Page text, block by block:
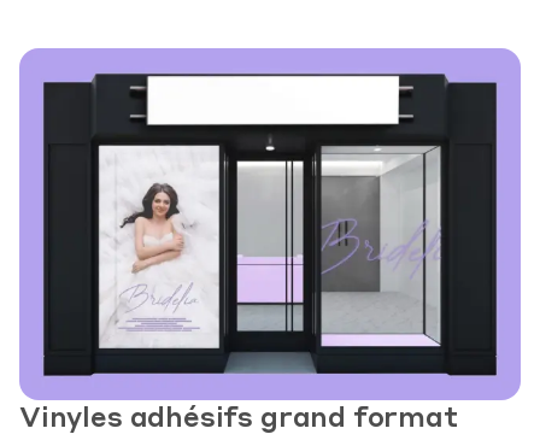
Vinyles adhésifs grand format